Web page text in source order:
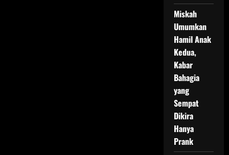
Miskah
Umumkan
Hamil Anak
Kedua,
Kabar
Bahagia
yang
Sempat
Dikira
Hanya
Prank